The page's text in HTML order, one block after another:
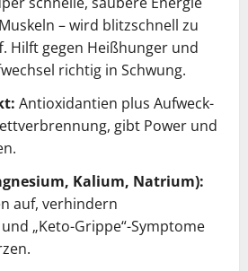
– wird blitzschnell zu
Hilft gegen Heißhunger und
richtig in Schwung.
Antioxidantien plus Aufweck-
gibt Power und
Kalium, Natrium):
auf, verhindern
„Keto-Grippe“-Symptome